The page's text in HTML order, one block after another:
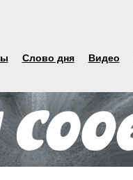
Слово дня Видео